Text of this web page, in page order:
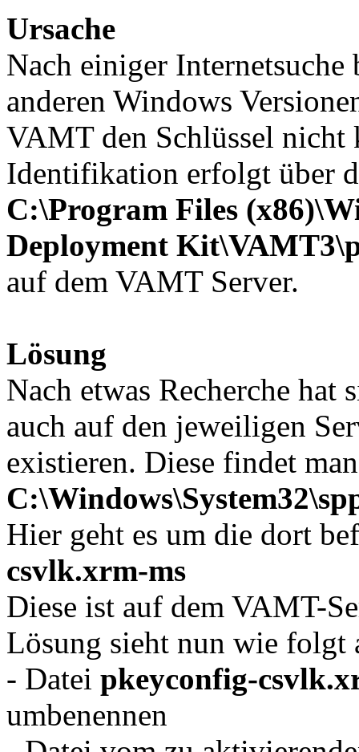
Ursache
Nach einiger
anderen Windows
VAMT den Schlüssel
Identifikation erfolgt über
C:\Program Files
Deployment
auf dem VAMT Server.
Lösung
Nach etwas Recherche hat
auch auf den jeweiligen
existieren. Diese findet
Hier geht es um die dort
csvlk.xrm-ms
Diese ist auf dem VAMT-
Lösung sieht nun wie folgt
- Datei pkeyconfig-
umbenennen